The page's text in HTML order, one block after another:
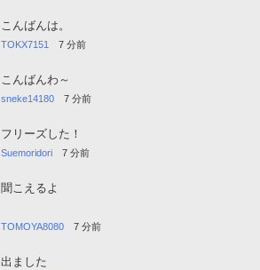
こんばんは。
TOKX7151 7 分前
こんばんわ～
sneke14180 7 分前
フリーズした！
Suemoridori 7 分前
聞こえるよ
TOMOYA8080 7 分前
出ました